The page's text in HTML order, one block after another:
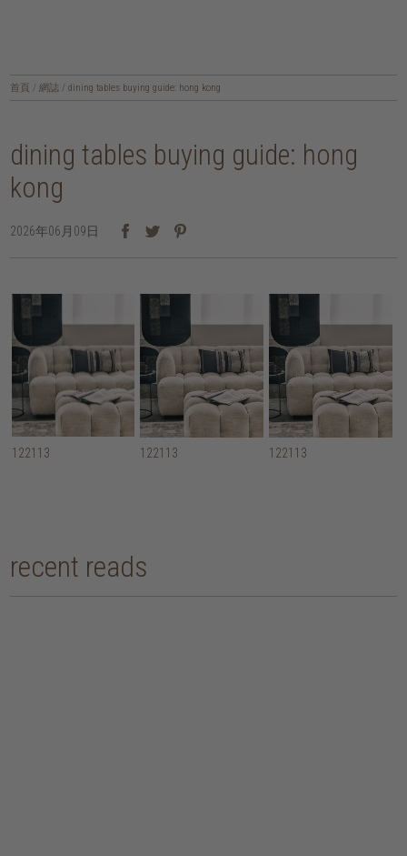
首頁 / 網誌 / dining tables buying guide: hong kong
dining tables buying guide: hong
kong
2026年06月09日
122113 122113 122113
recent reads